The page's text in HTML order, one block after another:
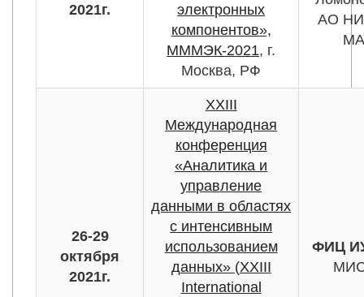
2021г.
электронных
компонентов»,
МММЭК-2021, г.
Москва, РФ
АО
26-29
октября
2021г.
XXIII
Международная
конференция
«Аналитика и
управление
данными в областях
с интенсивным
использованием
данных» (XXIII
International
ФИЦ